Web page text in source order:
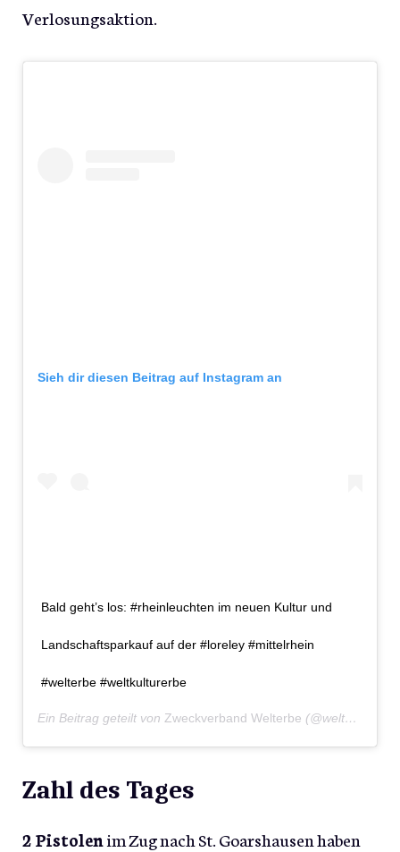
Verlosungsaktion.
Sieh dir diesen Beitrag auf Instagram an
Bald geht’s los: #rheinleuchten im neuen Kultur und
Landschaftsparkauf auf der #loreley #mittelrhein
#welterbe #weltkulturerbe
Ein Beitrag geteilt von Zweckverband Welterbe (@welterbe_bote) am
Zahl des Tages
2 Pistolenim Zug nach St. Goarshausen haben